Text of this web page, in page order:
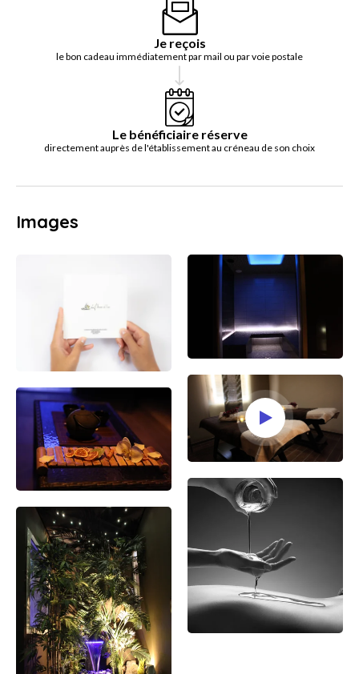
Je reçois
le bon cadeau immédiatement par mail ou par voie postale
Le bénéficiaire réserve
directement auprès de l'établissement au créneau de son choix
Images